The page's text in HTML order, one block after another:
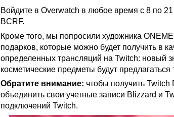
Войдите в Overwatch в любое время с 8 по
BCRF.
Кроме того, мы попросили художника
подарков, которые можно будет получить в
определенных трансляций на Twitch: новый
косметические предметы будут предлагаться
Обратите внимание: чтобы получить Twitch
объединить свои учетные записи Blizzard и
подключений Twitch.